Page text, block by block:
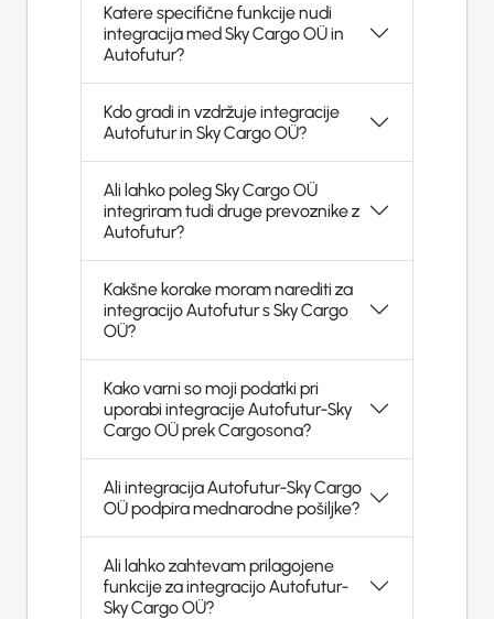
Katere specifične funkcije nudi
integracija med Sky Cargo OÜ in
Autofutur?
Kdo gradi in vzdržuje integracije
Autofutur in Sky Cargo OÜ?
Ali lahko poleg Sky Cargo OÜ
integriram tudi druge prevoznike z
Autofutur?
Kakšne korake moram narediti za
integracijo Autofutur s Sky Cargo
OÜ?
Kako varni so moji podatki pri
uporabi integracije Autofutur-Sky
Cargo OÜ prek Cargosona?
Ali integracija Autofutur-Sky Cargo
OÜ podpira mednarodne pošiljke?
Ali lahko zahtevam prilagojene
funkcije za integracijo Autofutur-
Sky Cargo OÜ?